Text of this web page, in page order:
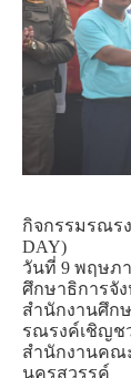
กิจกรรมรณร
DAY)
วันที่ 9 พฤษภ
ศึกษาธิการจั
สำนักงานศึก
รณรงค์เชิญช
สำนักงานคณ
นครสวรรค์